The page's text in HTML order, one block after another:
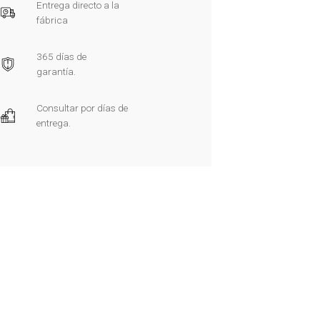
Entrega directo a la
fábrica
365 días de
garantía.
Consultar por días de
entrega.